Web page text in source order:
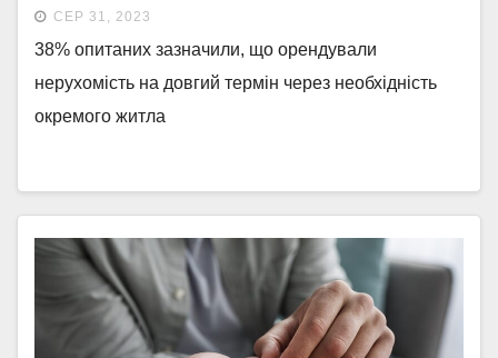
СЕР 31, 2023
38% опитаних зазначили, що орендували
нерухомість на довгий термін через необхідність
окремого житла